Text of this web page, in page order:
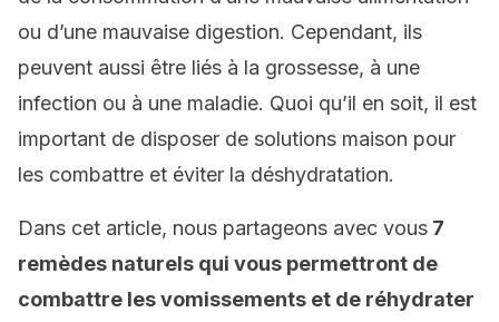
ou d’une mauvaise digestion. Cependant, ils
peuvent aussi être liés à la grossesse, à une
infection ou à une maladie. Quoi qu’il en soit, il est
important de disposer de solutions maison pour
les combattre et éviter la déshydratation.
Dans cet article, nous partageons avec vous 7
remèdes naturels qui vous permettront de
combattre les vomissements et de réhydrater